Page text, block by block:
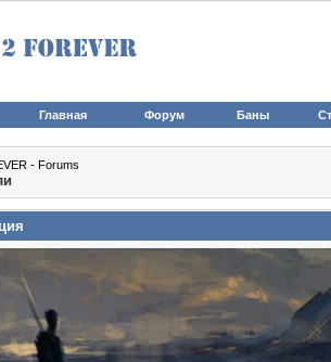
Главная Форум Баны
- Forums